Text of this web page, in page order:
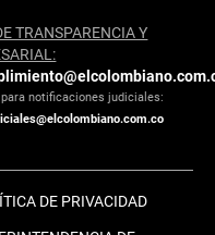
TRANSPARENCIA Y
notificaciones judiciales:
DE PRIVACIDAD